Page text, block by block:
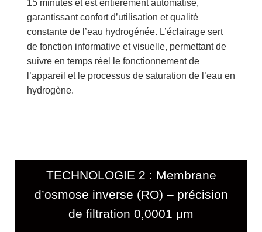
15 minuteset est entièrement automatisé,
garantissant confort d’utilisation et qualité
constante de l’eau hydrogénée. L’éclairage sert
de fonction informative et visuelle, permettant de
suivre en temps réel le fonctionnement de
l’appareil et le processus de saturation de l’eau en
hydrogène.
TECHNOLOGIE 2 : Membrane
d’osmose inverse (RO) – précision
de filtration 0,0001 μm